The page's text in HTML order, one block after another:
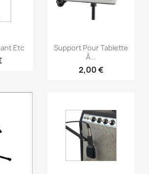
Etc Vorschau
Support Pour Tablette
À...
2,00 €